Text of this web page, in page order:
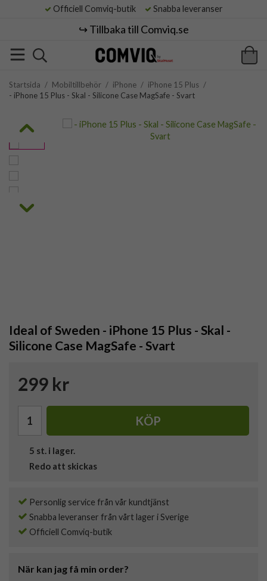
Officiell Comviq-butik Snabba leveranser
↪️ Tillbaka till Comviq.se
Startsida / Mobiltillbehör / iPhone / iPhone 15 Plus /
- iPhone 15 Plus - Skal - Silicone Case MagSafe - Svart
Ideal of Sweden - iPhone 15 Plus - Skal -
Silicone Case MagSafe - Svart
299 kr
KÖP
5 st. i lager.
Redo att skickas
Personlig service från vår kundtjänst
Snabba leveranser från vårt lager i Sverige
Officiell Comviq-butik
När kan jag få min order?